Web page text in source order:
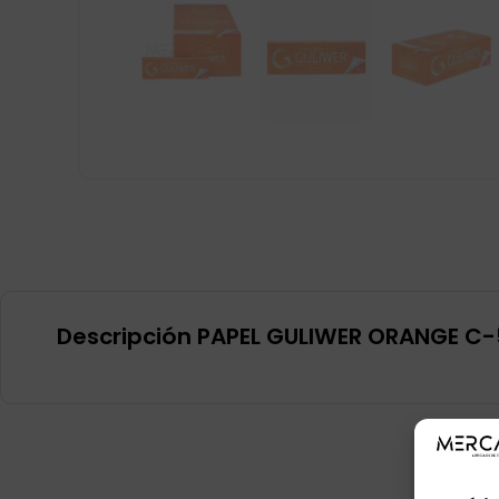
Descripción PAPEL GULIWER ORANGE